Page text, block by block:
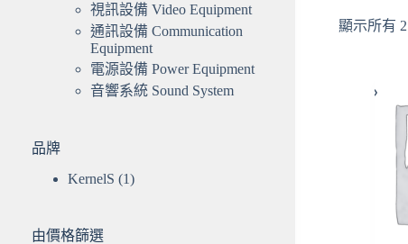
顯示所有
視訊設備 Video Equipment
通訊設備 Communication
Equipment
電源設備 Power Equipment
音響系統 Sound System
品牌
KernelS (1)
由價格篩選